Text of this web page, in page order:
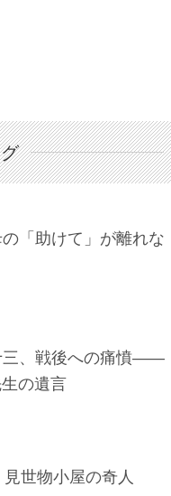
「助けて」が離れな
三、戦後への痛憤――
の遺言
見世物小屋の奇人